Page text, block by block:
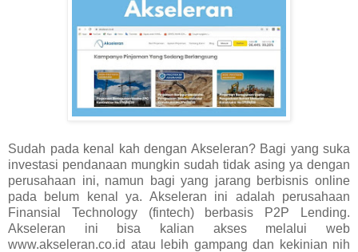
Sudah pada kenal kah dengan Akseleran? Bagi yang suka
investasi pendanaan mungkin sudah tidak asing ya dengan
perusahaan ini, namun bagi yang jarang berbisnis online
pada belum kenal ya. Akseleran ini adalah perusahaan
Finansial Technology (fintech) berbasis P2P Lending.
Akseleran ini bisa kalian akses melalui web
www.akseleran.co.id atau lebih gampang dan kekinian nih